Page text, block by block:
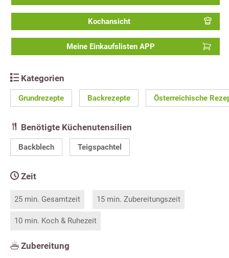
Kochansicht
Meine Einkaufslisten APP
Kategorien
Grundrezepte Backrezepte Österreichische
Benötigte Küchenutensilien
Backblech Teigspachtel
Zeit
25 min. Gesamtzeit 15 min. Zubereitungszeit
10 min. Koch & Ruhezeit
Zubereitung